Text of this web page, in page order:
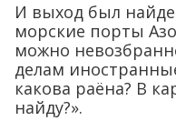
И выход был
морские порты
можно
делам
какова раёна? В
найду?».